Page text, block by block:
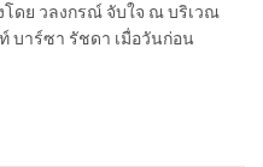
โดย วลงกรณ์ จับใจ ณ บริเวณ
บาร์ซา รัชดา เมื่อวันก่อน